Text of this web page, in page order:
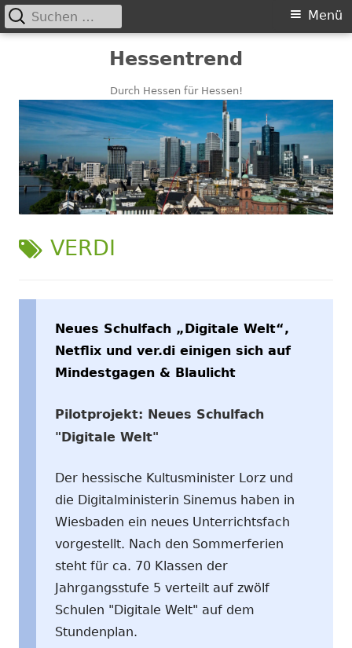
Hessentrend
Durch Hessen für Hessen!
Primäres
Menü
Suchen
nach:
SCHLAGWORT:
VERDI
Neues Schulfach „Digitale Welt“,
Netflix und ver.di einigen sich auf
Mindestgagen & Blaulicht
Pilotprojekt: Neues Schulfach
"Digitale Welt"
Der hessische Kultusminister Lorz und
die Digitalministerin Sinemus haben in
Wiesbaden ein neues Unterrichtsfach
vorgestellt. Nach den Sommerferien
steht für ca. 70 Klassen der
Jahrgangsstufe 5 verteilt auf zwölf
Schulen "Digitale Welt" auf dem
Stundenplan.